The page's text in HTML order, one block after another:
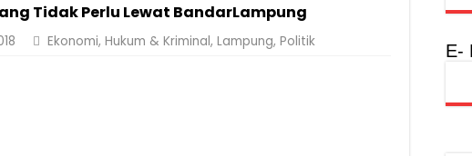
Tidak Perlu Lewat BandarLampung
Ekonomi, Hukum & Kriminal, Lampung, Politik E-